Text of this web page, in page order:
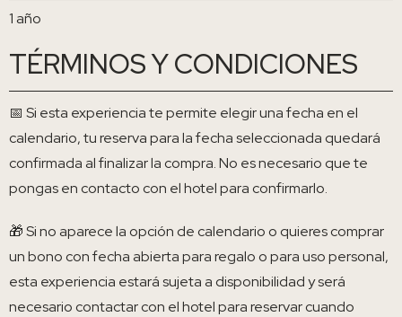
1 año
TÉRMINOS Y CONDICIONES
📅 Si esta experiencia te permite elegir una fecha en el
calendario, tu reserva para la fecha seleccionada quedará
confirmada al finalizar la compra. No es necesario que te
pongas en contacto con el hotel para confirmarlo.
🎁 Si no aparece la opción de calendario o quieres comprar
un bono con fecha abierta para regalo o para uso personal,
esta experiencia estará sujeta a disponibilidad y será
necesario contactar con el hotel para reservar cuando